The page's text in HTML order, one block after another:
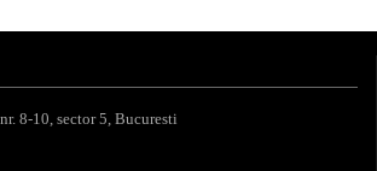
8-10, sector 5, Bucuresti